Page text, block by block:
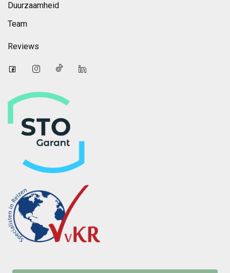
Duurzaamheid
Team
Reviews